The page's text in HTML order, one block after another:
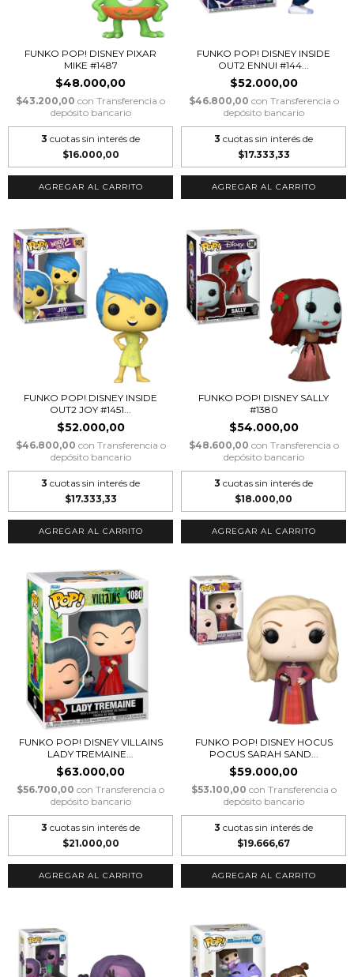
FUNKO POP! DISNEY PIXAR
MIKE #1487
$48.000,00
$43.200,00 con Transferencia o
depósito bancario
3 cuotas sin interés de
$16.000,00
FUNKO POP! DISNEY INSIDE
OUT2 ENNUI #144...
$52.000,00
$46.800,00 con Transferencia o
depósito bancario
3 cuotas sin interés de
$17.333,33
FUNKO POP! DISNEY INSIDE
OUT2 JOY #1451...
$52.000,00
$46.800,00 con Transferencia o
depósito bancario
3 cuotas sin interés de
$17.333,33
FUNKO POP! DISNEY SALLY
#1380
$54.000,00
$48.600,00 con Transferencia o
depósito bancario
3 cuotas sin interés de
$18.000,00
FUNKO POP! DISNEY VILLAINS
LADY TREMAINE...
$63.000,00
$56.700,00 con Transferencia o
depósito bancario
3 cuotas sin interés de
$21.000,00
FUNKO POP! DISNEY HOCUS
POCUS SARAH SAND...
$59.000,00
$53.100,00 con Transferencia o
depósito bancario
3 cuotas sin interés de
$19.666,67